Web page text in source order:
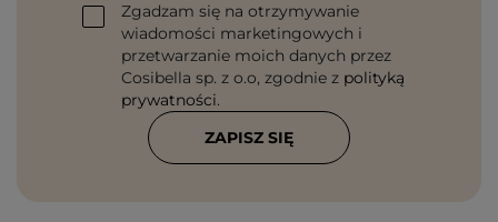
Zgadzam się na otrzymywanie
wiadomości marketingowych i
przetwarzanie moich danych przez
Cosibella sp. z o.o, zgodnie z polityką
prywatności.
ZAPISZ SIĘ